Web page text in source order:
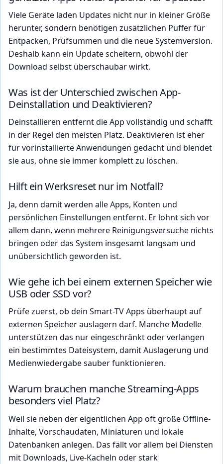
Viele Geräte laden Updates nicht nur in kleiner Größe
herunter, sondern benötigen zusätzlichen Puffer für
Entpacken, Prüfsummen und die neue Systemversion.
Deshalb kann ein Update scheitern, obwohl der
Download selbst überschaubar wirkt.
Was ist der Unterschied zwischen App-
Deinstallation und Deaktivieren?
Deinstallieren entfernt die App vollständig und schafft
in der Regel den meisten Platz. Deaktivieren ist eher
für vorinstallierte Anwendungen gedacht und blendet
sie aus, ohne sie immer komplett zu löschen.
Hilft ein Werksreset nur im Notfall?
Ja, denn damit werden alle Apps, Konten und
persönlichen Einstellungen entfernt. Er lohnt sich vor
allem dann, wenn mehrere Reinigungsversuche nichts
bringen oder das System insgesamt langsam und
unübersichtlich geworden ist.
Wie gehe ich bei einem externen Speicher wie
USB oder SSD vor?
Prüfe zuerst, ob dein Smart-TV Apps überhaupt auf
externen Speicher auslagern darf. Manche Modelle
unterstützen das nur eingeschränkt oder verlangen
ein bestimmtes Dateisystem, damit Auslagerung und
Medienwiedergabe sauber funktionieren.
Warum brauchen manche Streaming-Apps
besonders viel Platz?
Weil sie neben der eigentlichen App oft große Offline-
Inhalte, Vorschaudaten, Miniaturen und lokale
Datenbanken anlegen. Das fällt vor allem bei Diensten
mit Downloads, Live-Kacheln oder stark